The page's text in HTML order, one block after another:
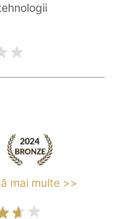
mai multe >>